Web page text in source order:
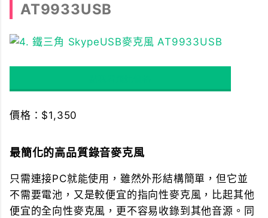
AT9933USB
價格：$1,350
最簡化的高品質錄音麥克風
只需連接PC就能使用，雖然外形結構簡單，但它並
不需要電池，又是較便宜的指向性麥克風，比起其他
便宜的全向性麥克風，更不容易收錄到其他音源。同